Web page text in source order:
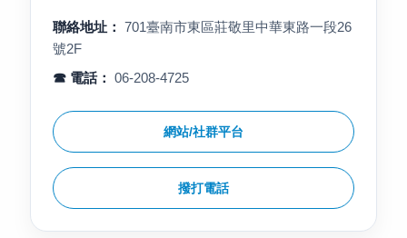
聯絡地址： 701臺南市東區莊敬里中華東路一段26
號2F
☎ 電話： 06-208-4725
網站/社群平台
撥打電話